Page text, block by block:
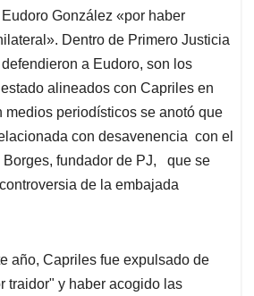
González «por haber
Dentro de Primero Justicia
a Eudoro, son los
alineados con Capriles en
medios periodísticos se anotó que
con desavenencia con el
Borges, fundador de PJ, que se
de la embajada
año, Capriles fue expulsado de
traidor" y haber acogido las